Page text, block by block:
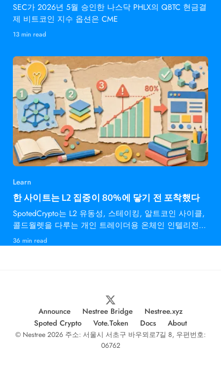
SEC가 2026년 5월 승인한 나스닥 PHLX의 QBTC 현금결
제 비트코인 지수 옵션은 CME
13 min read
Learn
한 사이트는 L2 집중이 80%에 닿기 전 포착했다
SpotedCrypto는 L2 유동성, 스테이킹, 알트코인 사이클,
콜드월렛을 다루는 개인 트레이더용 온체인 인텔리전스
다.
36 min read
Announce Nestree Bridge
Nestree.xyz
Spoted Crypto
Vote.Token Docs About
© Nestree 2026 주소: 서울시 서초구 바우뫼로7길 8, 우편번호:
06762